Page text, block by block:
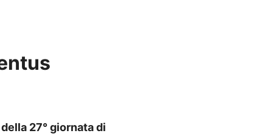
27° giornata di